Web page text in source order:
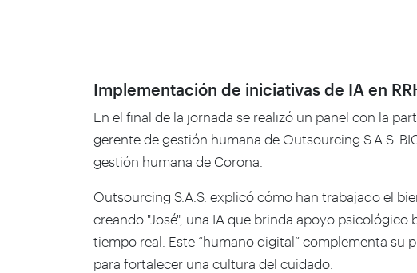
Implementación de iniciativas de IA en
En el final de la jornada se realizó un panel con la
gerente de gestión humana de Outsourcing S.A.S.
gestión humana de Corona.
Outsourcing S.A.S. explicó cómo han trabajado el
creando "José", una IA que brinda apoyo
tiempo real. Este “humano digital” complementa su
para fortalecer una cultura del cuidado.